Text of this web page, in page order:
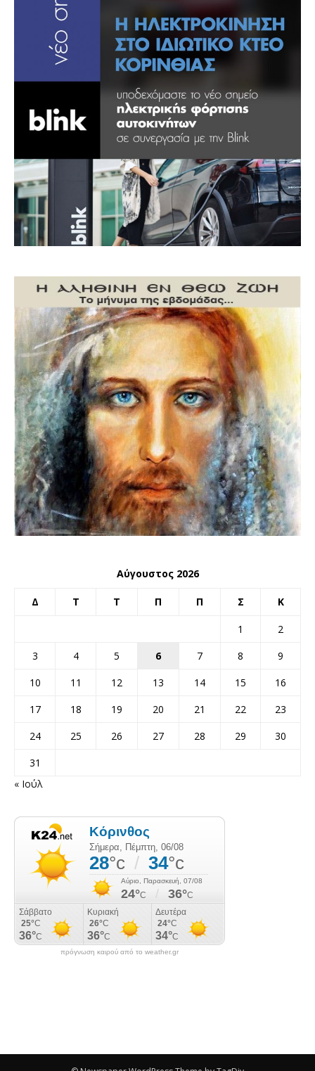
Αύγουστος 2026
Δ Τ Τ Π Π Σ Κ
1
2
3
4 5 6 7 8
9
10
11 12 13 14 15
16
17
18 19 20 21 22
23
24
25 26 27 28 29
30
31
« Ιούλ
πρόγνωση καιρού από το weather.gr